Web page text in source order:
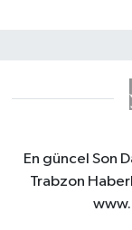
En güncel Son
Trabzon